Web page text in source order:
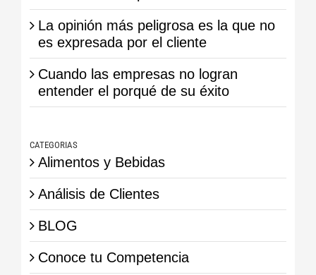
La opinión más peligrosa es la que no
es expresada por el cliente
Cuando las empresas no logran
entender el porqué de su éxito
CATEGORIAS
Alimentos y Bebidas
Análisis de Clientes
BLOG
Conoce tu Competencia